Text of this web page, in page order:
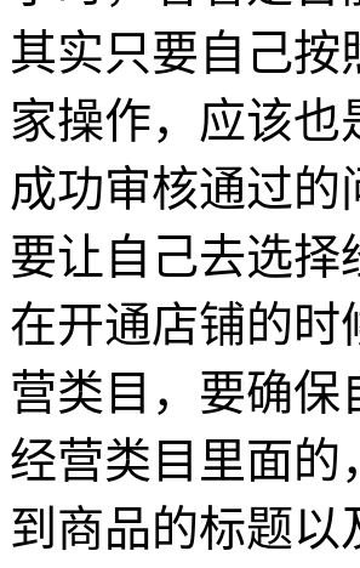
其实只要自己按
家操作，应该
成功审核通过
要让自己去选择
在开通店铺的时
营类目，要确保
经营类目里面的
到商品的标题以